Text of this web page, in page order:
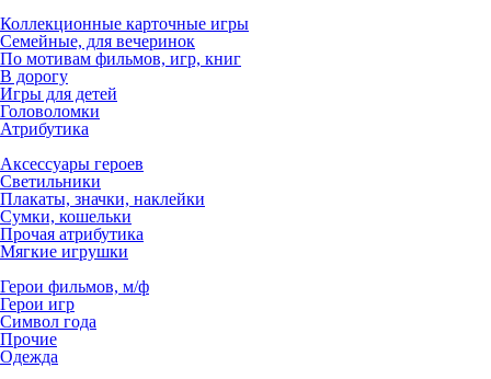
Коллекционные карточные игры
Семейные, для вечеринок
По мотивам фильмов, игр, книг
В дорогу
Игры для детей
Головоломки
Атрибутика
Аксессуары героев
Светильники
Плакаты, значки, наклейки
Сумки, кошельки
Прочая атрибутика
Мягкие игрушки
Герои фильмов, м/ф
Герои игр
Символ года
Прочие
Одежда